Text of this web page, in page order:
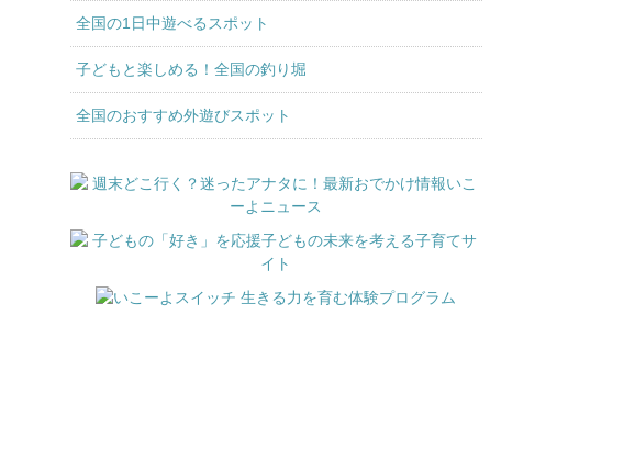
全国の1日中遊べるスポット
子どもと楽しめる！全国の釣り堀
全国のおすすめ外遊びスポット